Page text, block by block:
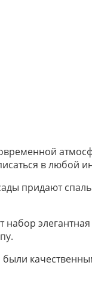
в любой
придают